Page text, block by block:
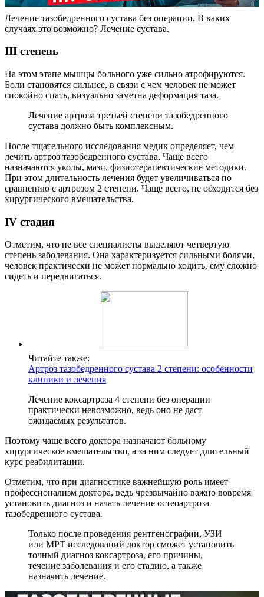
Лечение тазобедренного сустава без операции. В каких
случаях это возможно? Лечение сустава.
III степень
На этом этапе мышцы больного уже сильно атрофируются.
Боли становятся сильнее, в связи с чем человек не может
спокойно спать, визуально заметна деформация таза.
Лечение артроза третьей степени тазобедренного
сустава должно быть комплексным.
После тщательного исследования медик определяет, чем
лечить артроз тазобедренного сустава. Чаще всего
назначаются уколы, мази, физиотерапевтические методики.
При этом длительность лечения будет увеличиваться по
сравнению с артрозом 2 степени. Чаще всего, не обходится без
хирургического вмешательства.
IV стадия
Отметим, что не все специалисты выделяют четвертую
степень заболевания. Она характеризуется сильными болями,
человек практически не может нормально ходить, ему сложно
сидеть и передвигаться.
Читайте также:
Артроз тазобедренного сустава 2 степени: особенности
клиники и лечения
Лечение коксартроза 4 степени без операции
практически невозможно, ведь оно не даст
ожидаемых результатов.
Поэтому чаще всего доктора назначают больному
хирургическое вмешательство, а за ним следует длительный
курс реабилитации.
Отметим, что при диагностике важнейшую роль имеет
профессионализм доктора, ведь чрезвычайно важно вовремя
установить диагноз и начать лечение остеоартроза
тазобедренного сустава.
Только после проведения рентгенографии, УЗИ
или МРТ исследований доктор сможет установить
точный диагноз коксартроза, его причины,
течение заболевания и его стадию, а также
назначить лечение.